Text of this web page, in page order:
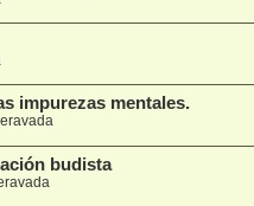
impurezas mentales.
budista